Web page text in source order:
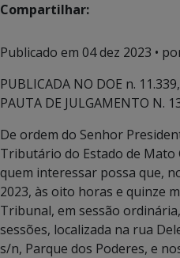
Compartilhar:
Publicado em 04 dez 2023 •
PUBLICADA NO DOE n.
PAUTA DE JULGAMENTO N.
De ordem do Senhor
Tributário do Estado de Mato
quem interessar possa que,
2023, às oito horas e quinze
Tribunal, em sessão
sessões, localizada na rua
s/n, Parque dos Poderes, e